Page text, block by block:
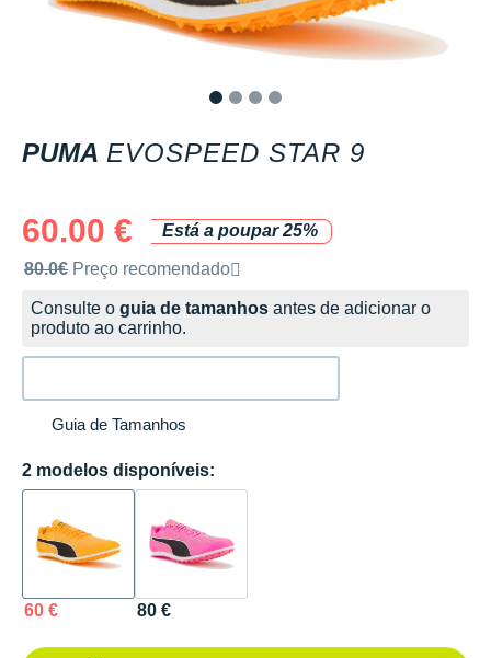
PUMA EVOSPEED STAR 9
60.00 €
Está a poupar 25%
Preço de venda recomendado pela marca
80.0€ Preço recomendado
Consulte o guia de tamanhos antes de adicionar o
produto ao carrinho.
Guia de Tamanhos
2 modelos disponíveis:
60 € 80 €